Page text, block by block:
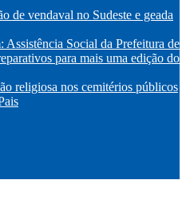
de vendaval no Sudeste e geada
Assistência Social da Prefeitura de
para mais uma edição do
religiosa nos cemitérios públicos